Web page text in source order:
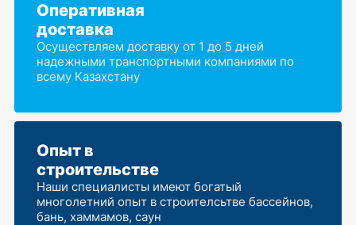
Оперативная
доставка
Осуществляем доставку от 1 до 5 дней
надежными транспортными компаниями по
всему Казахстану
Опыт в
строительстве
Наши специалисты имеют богатый
многолетний опыт в строителсьтве бассейнов,
бань, хаммамов, саун